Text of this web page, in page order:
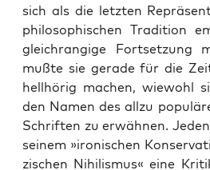
sich als die letz­ten
phi­lo­so­phi­schen Tra­di­ti­on
gleich­ran­gi­ge Fort­set­zung
muß­te sie gera­de für die
hell­hö­rig machen, wie­wohl
den Namen des all­zu
Schrif­ten zu erwäh­nen.
sei­nem »iro­ni­schen
zi­schen Nihi­lis­mus« eine